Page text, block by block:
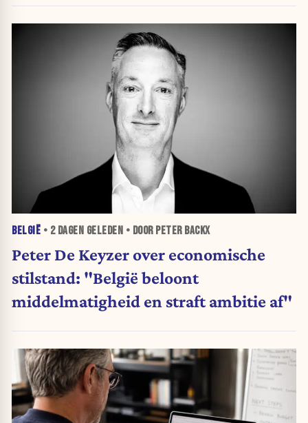
BELGIË • 2 DAGEN GELEDEN • DOOR PETER BACKX
Peter De Keyzer over economische
stilstand: "België beloont
middelmatigheid en straft ambitie af"